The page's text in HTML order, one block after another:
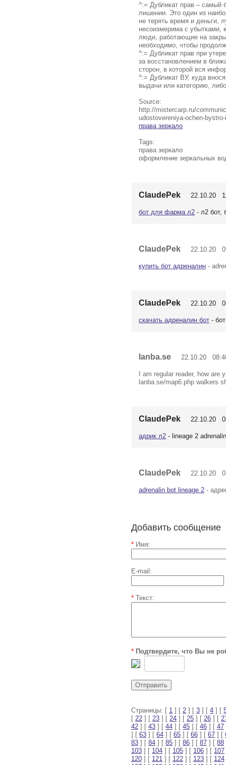
^:= Дубликат прав – самый
лишении. Это один из
не терять время и деньги,
несоизмерима с убытками,
люди, работающие на
необходимо, чтобы
^:= Дубликат прав при
за восстановлением в
сторон, в которой вся
^:= Дубликат ВУ, куда
выдачи или категорию,
Source:
http://mistercarp.ru/
udostovereniya-ochen-
права зеркало
Tags:
права зеркало
оформление зеркальных
ClaudePek 22.10.20
бот для фарма л2 - л2 бот,
ClaudePek 22.10.20
купить бот адреналин -
ClaudePek 22.10.20
скачать адреналин бот -
lanba.se 22.10.20
I am regular reader, how are
lanba.se/map6.php walkers
ClaudePek 22.10.20
адрик л2 - lineage 2
ClaudePek 22.10.20
adrenalin bot lineage 2 -
Добавить сообщение
* Имя:
E-mail:
* Текст:
* Подтвердите, что Вы не
Страницы: [ 1 ] [ 2 ] [ 3 ] [ 4 ] [
[ 22 ] [ 23 ] [ 24 ] [ 25 ] [ 26 ] [
42 ] [ 43 ] [ 44 ] [ 45 ] [ 46 ] [ 47
] [ 63 ] [ 64 ] [ 65 ] [ 66 ] [ 67 ] [
83 ] [ 84 ] [ 85 ] [ 86 ] [ 87 ] [ 88
103 ] [ 104 ] [ 105 ] [ 106 ] [ 107
120 ] [ 121 ] [ 122 ] [ 123 ] [ 124